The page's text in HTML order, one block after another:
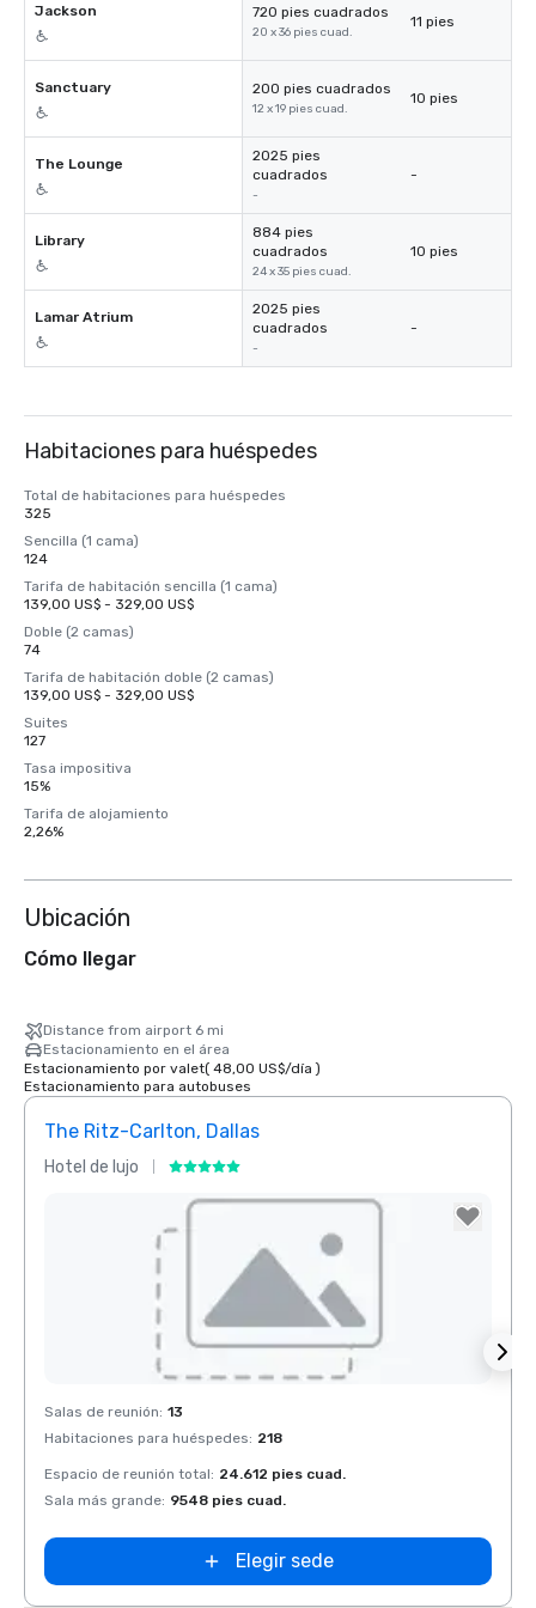
Jackson 720 pies cuadrados
20 x 36 pies cuad.
11 pies
Sanctuary 200 pies cuadrados
12 x 19 pies cuad.
10 pies
The Lounge
2025 pies
cuadrados
-
-
Library
884 pies
cuadrados
24 x 35 pies cuad.
10 pies
Lamar Atrium
2025 pies
cuadrados
-
-
Habitaciones para huéspedes
Total de habitaciones para huéspedes
325
Sencilla (1 cama)
124
Tarifa de habitación sencilla (1 cama)
139,00 US$ - 329,00 US$
Doble (2 camas)
74
Tarifa de habitación doble (2 camas)
139,00 US$ - 329,00 US$
Suites
127
Tasa impositiva
15%
Tarifa de alojamiento
2,26%
Ubicación
Cómo llegar
Distance from airport 6 mi
Estacionamiento en el área
Estacionamiento por valet( 48,00 US$/día )
Estacionamiento para autobuses
The Ritz-Carlton, Dallas
Hotel de lujo
Removed from favorites
Salas de reunión: 13
Habitaciones para huéspedes: 218
Espacio de reunión total: 24.612 pies cuad.
Sala más grande: 9548 pies cuad.
Elegir sede
Dallas Marriott